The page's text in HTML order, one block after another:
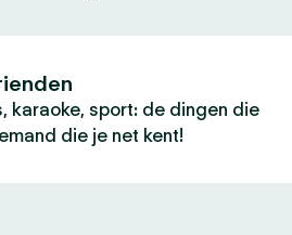
karaoke, sport: de dingen die
die je net kent!